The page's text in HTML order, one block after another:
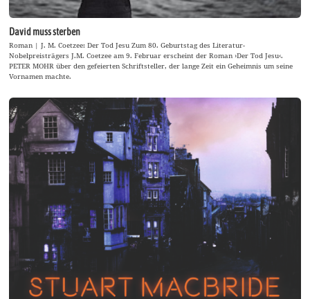
David muss sterben
Roman | J. M. Coetzee: Der Tod Jesu Zum 80. Geburtstag des Literatur-
Nobelpreisträgers J.M. Coetzee am 9. Februar erscheint der Roman ›Der Tod Jesu‹.
PETER MOHR über den gefeierten Schriftsteller, der lange Zeit ein Geheimnis um seine
Vornamen machte.